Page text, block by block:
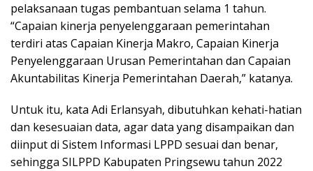
pelaksanaan tugas pembantuan selama 1 tahun.
“Capaian kinerja penyelenggaraan pemerintahan
terdiri atas Capaian Kinerja Makro, Capaian Kinerja
Penyelenggaraan Urusan Pemerintahan dan Capaian
Akuntabilitas Kinerja Pemerintahan Daerah,” katanya.
Untuk itu, kata Adi Erlansyah, dibutuhkan kehati-hatian
dan kesesuaian data, agar data yang disampaikan dan
diinput di Sistem Informasi LPPD sesuai dan benar,
sehingga SILPPD Kabupaten Pringsewu tahun 2022